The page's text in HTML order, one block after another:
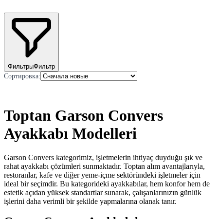
ФильтрыФильтр
Сортировка:
Toptan Garson Convers
Ayakkabı Modelleri
Garson Convers kategorimiz, işletmelerin ihtiyaç duyduğu şık ve
rahat ayakkabı çözümleri sunmaktadır. Toptan alım avantajlarıyla,
restoranlar, kafe ve diğer yeme-içme sektöründeki işletmeler için
ideal bir seçimdir. Bu kategorideki ayakkabılar, hem konfor hem de
estetik açıdan yüksek standartlar sunarak, çalışanlarınızın günlük
işlerini daha verimli bir şekilde yapmalarına olanak tanır.